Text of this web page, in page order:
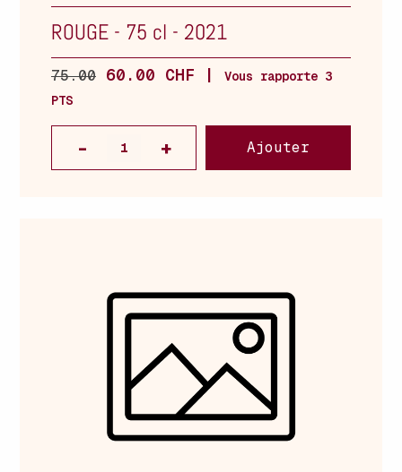
ROUGE - 75 cl - 2021
75.00 60.00 CHF |
Vous rapporte 3
PTS
Ajouter